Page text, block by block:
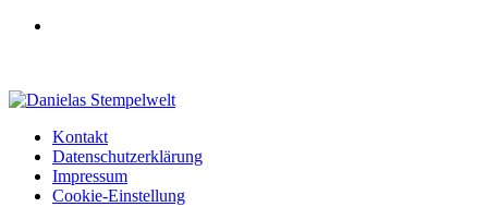
Kontakt
Datenschutzerklärung
Impressum
Cookie-Einstellung